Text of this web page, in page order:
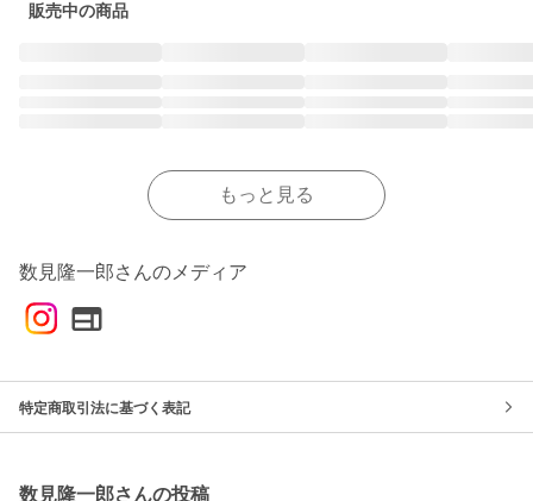
販売中の商品
もっと見る
数見隆一郎さんのメディア
特定商取引法に基づく表記
数見隆一郎さんの投稿